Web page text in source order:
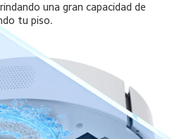
una gran capacidad de
tu piso.